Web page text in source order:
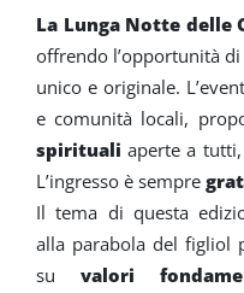
La Lunga Notte delle
offrendo l’opportunità
unico e originale.
e comunità locali,
spiritualiaperte a
L’ingresso è sempre
Il tema di questa
alla parabola del figliol
suvalori